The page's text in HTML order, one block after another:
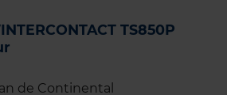
TS850P
de Continental